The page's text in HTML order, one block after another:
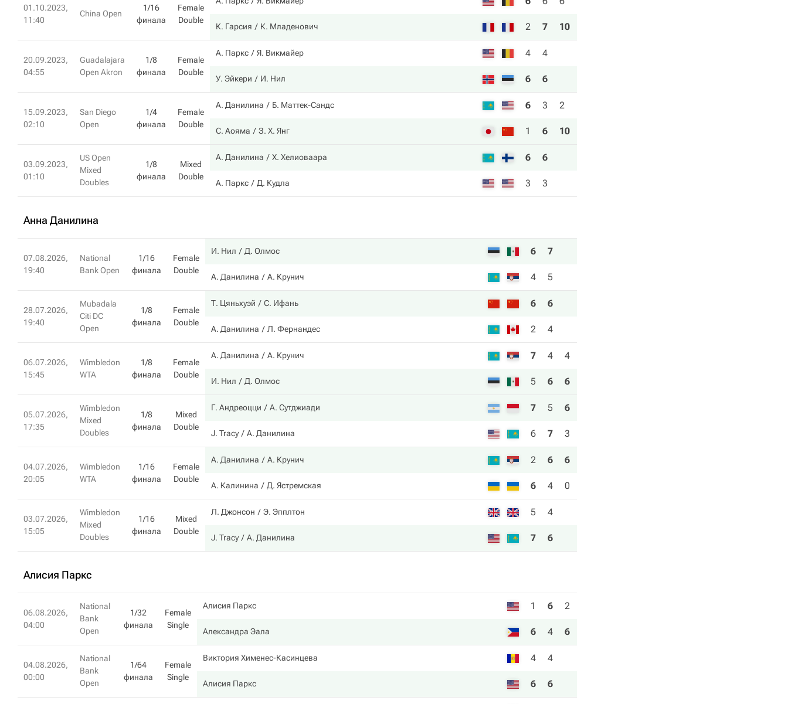
01.10.2023,
11:40
China Open
1/16
финала
Female
Double
К. Гарсия К. Младенович 2 7 10
20.09.2023,
04:55
Guadalajara
Open Akron
1/8
финала
Female
Double
А. Паркс Я. Викмайер 4 4
У. Эйкери И. Нил 6 6
15.09.2023,
02:10
San Diego
Open
1/4
финала
Female
Double
А. Данилина Б. Маттек-Сандс 6 3 2
С. Аояма З. Х. Янг 1 6 10
03.09.2023,
01:10
US Open
Mixed
Doubles
1/8
финала
Mixed
Double
А. Данилина Х. Хелиоваара 6 6
А. Паркс Д. Кудла 3 3
Анна Данилина
07.08.2026,
19:40
National
Bank Open
1/16
финала
Female
Double
И. Нил Д. Олмос 6 7
А. Данилина А. Крунич 4 5
28.07.2026,
19:40
Mubadala
Citi DC
Open
1/8
финала
Female
Double
Т. Цяньхуэй С. Ифань 6 6
А. Данилина Л. Фернандес 2 4
06.07.2026,
15:45
Wimbledon
WTA
1/8
финала
Female
Double
А. Данилина А. Крунич 7 4 4
И. Нил Д. Олмос 5 6 6
05.07.2026,
17:35
Wimbledon
Mixed
Doubles
1/8
финала
Mixed
Double
Г. Андреоцци А. Сутджиади 7 5 6
J. Tracy А. Данилина 6 7 3
04.07.2026,
20:05
Wimbledon
WTA
1/16
финала
Female
Double
А. Данилина А. Крунич 2 6 6
А. Калинина Д. Ястремская 6 4 0
03.07.2026,
15:05
Wimbledon
Mixed
Doubles
1/16
финала
Mixed
Double
Л. Джонсон Э. Эпплтон 5 4
J. Tracy А. Данилина 7 6
Алисия Паркс
06.08.2026,
04:00
National
Bank
Open
1/32
финала
Female
Single
Алисия Паркс 1 6 2
Александра Эала 6 4 6
04.08.2026,
00:00
National
Bank
Open
1/64
финала
Female
Single
Виктория Хименес-Касинцева 4 4
Алисия Паркс 6 6